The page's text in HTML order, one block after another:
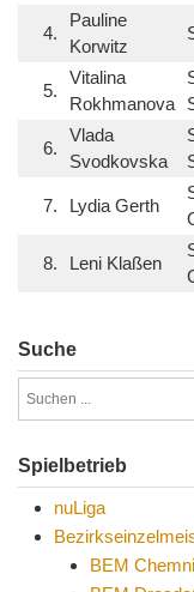
4.
Pauline
Korwitz
5.
Vitalina
Rokhmanova
6.
Vlada
Svodkovska
7. Lydia Gerth
8. Leni Klaßen
Suche
Spielbetrieb
nuLiga
BEM